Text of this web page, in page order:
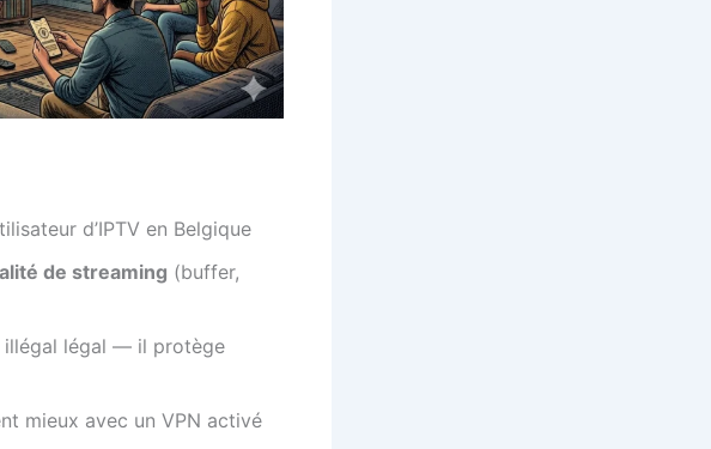
d’IPTV en Belgique
de streaming (buffer,
illégal légal — il protège
mieux avec un VPN activé